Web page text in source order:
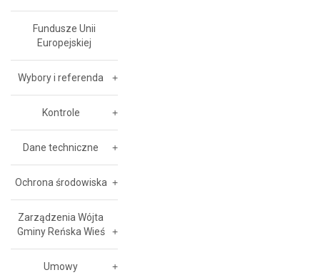
Fundusze Unii
Europejskiej
Wybory i referenda
Kontrole
Dane techniczne
Ochrona środowiska
Zarządzenia Wójta
Gminy Reńska Wieś
Umowy